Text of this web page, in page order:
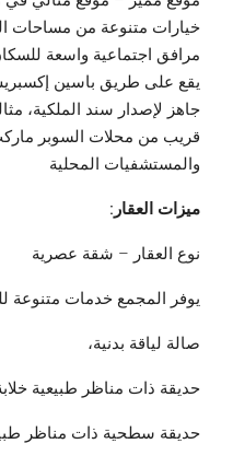
خيارات متنوعة من مساحات
مرافق اجتماعية واسعة
يقع على طريق باسين
جاهز لإصدار سند الملكية،
قريب من محلات السوبر
والمستشفيات المحلية
ميزات العقار:
نوع العقار – شقة عصرية
يوفر المجمع خدمات متنوعة
صالة لياقة بدنية،
حديقة ذات مناظر طبيعية
حديقة سطحية ذات مناظر